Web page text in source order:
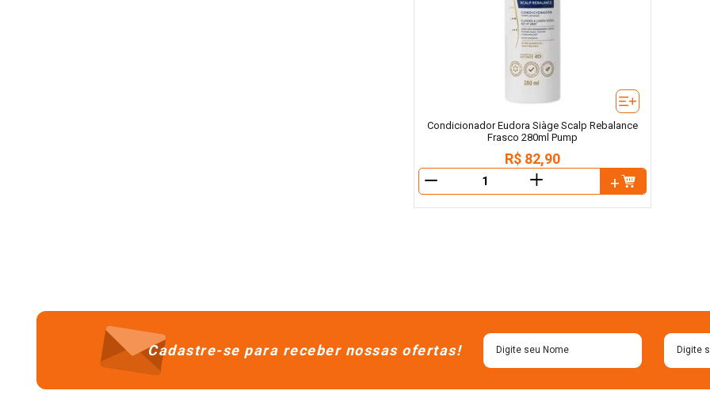
Condicionador Eudora Siàge Scalp Rebalance
Frasco 280ml Pump
R$ 82,90
＋
Cadastre-se para receber nossas ofertas!